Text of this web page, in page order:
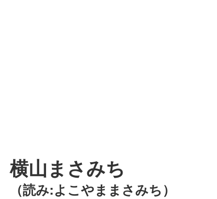
横山まさみち
（読み:よこやままさみち）